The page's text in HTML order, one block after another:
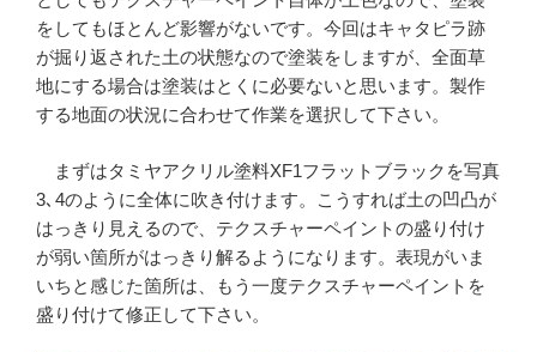
をしてもほとんど影響がないです。今回はキャタピラ跡
が掘り返された土の状態なので塗装をしますが、全面草
地にする場合は塗装はとくに必要ないと思います。製作
する地面の状況に合わせて作業を選択して下さい。
まずはタミヤアクリル塗料XF1フラットブラックを写真
3､4のように全体に吹き付けます。こうすれば土の凹凸が
はっきり見えるので、テクスチャーペイントの盛り付け
が弱い箇所がはっきり解るようになります。表現がいま
いちと感じた箇所は、もう一度テクスチャーペイントを
盛り付けて修正して下さい。